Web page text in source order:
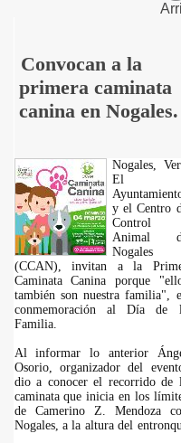
Convocan a la
primera caminata
canina en Nogales.
Nogales,
El
y el Centro
Control
Animal
Nogales
(CCAN), invitan a la
Caminata Canina porque
también son nuestra familia",
conmemoración al Día de
Familia.
Al informar lo anterior
Osorio, organizador del
dio a conocer el recorrido de
caminata que inicia en los
de Camerino Z. Mendoza
Nogales, a la altura del